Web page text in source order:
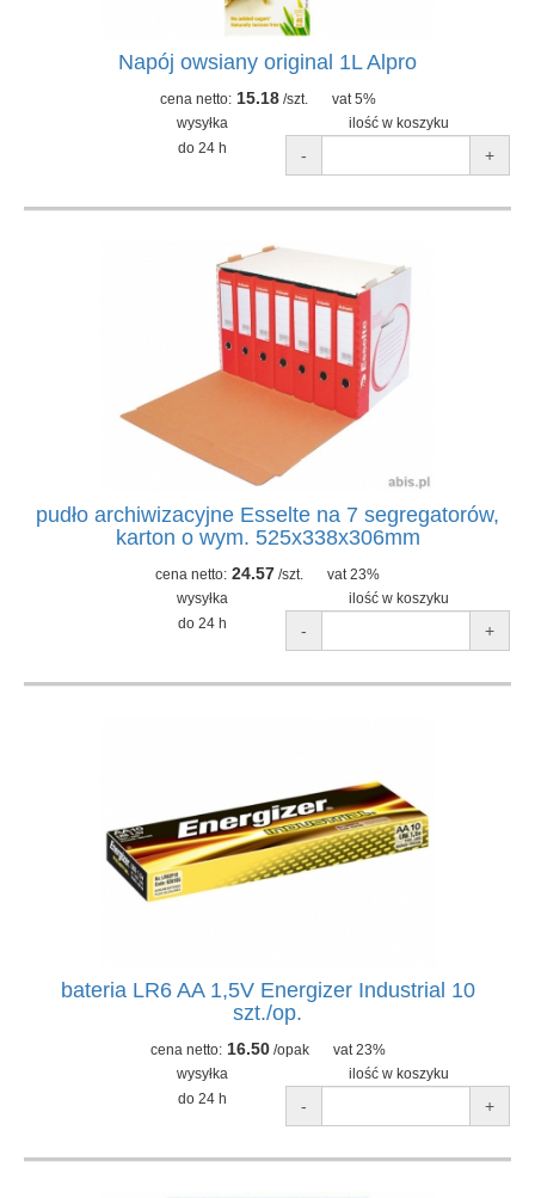
Napój owsiany original 1L Alpro
cena netto: 15.18/szt.
vat 5%
wysyłka
ilość w koszyku
do 24 h
- +
pudło archiwizacyjne Esselte na 7 segregatorów,
karton o wym. 525x338x306mm
cena netto: 24.57 /szt.
vat 23%
wysyłka
ilość w koszyku
do 24 h
- +
bateria LR6 AA 1,5V Energizer Industrial 10
szt./op.
cena netto: 16.50/opak
vat 23%
wysyłka
ilość w koszyku
do 24 h
- +